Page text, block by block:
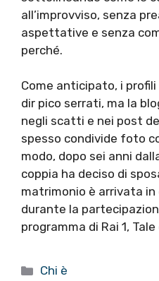
all’improvviso, senza
aspettative e senza
perché.
Come anticipato, i profili
dir pico serrati, ma la
negli scatti e nei post
spesso condivide foto
modo, dopo sei anni
coppia ha deciso di
matrimonio è arrivata
durante la
programma di Rai 1,
Categorie
Chi è